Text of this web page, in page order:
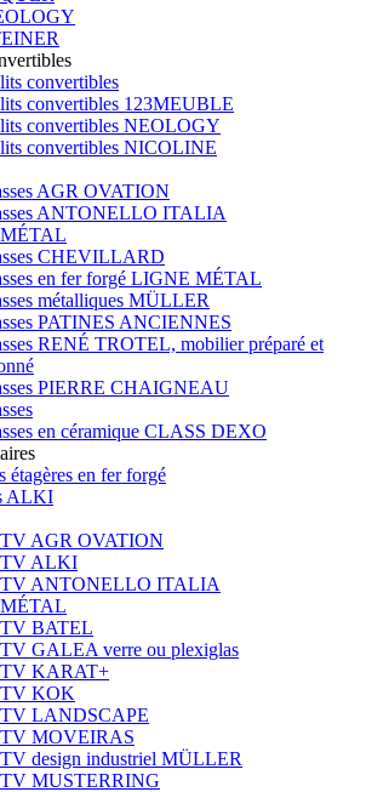
convertibles
lits convertibles 123MEUBLE
lits convertibles NEOLOGY
lits convertibles NICOLINE
AGR OVATION
ANTONELLO ITALIA
CHEVILLARD
en fer forgé LIGNE MÉTAL
métalliques MÜLLER
PATINES ANCIENNES
RENÉ TROTEL, mobilier préparé et
PIERRE CHAIGNEAU
en céramique CLASS DEXO
étagères en fer forgé
ALKI
TV AGR OVATION
TV ALKI
TV ANTONELLO ITALIA
BATEL
GALEA verre ou plexiglas
TV KARAT+
TV KOK
TV LANDSCAPE
TV MOVEIRAS
design industriel MÜLLER
TV MUSTERRING